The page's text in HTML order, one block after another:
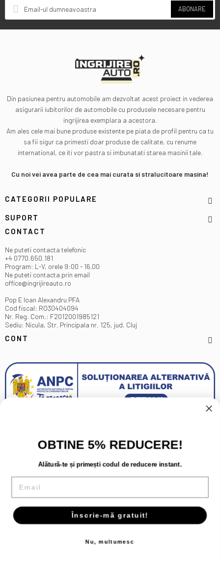
ABONARE
Din pasiunea pentru automobile am dezvoltat acest proiect in vederea
asigurarii iubitorilor de automobile cu produsele necesare pentru
ingrijirea exemplara a acestora.
Am ales cele mai bune produse existente pe piata de profil pentru ca tu
sa fii sigur ca primesti doar produse de calitate, cu renume
international, ce iti vor pastra si imbunatati starea masinii tale.
Cu noi vei avea parte de cea mai curata si stralucitoare masina!
CATEGORII POPULARE
SUPORT
CONTACT
Ne puteti contacta telefonic
+4 0770.650.181
Program: L-V, orele 9:00 - 16.00
Ne puteti contacta prin email
office@ingrijireauto.ro
Pop E Ioan Alexandru PFA
Cod fiscal: RO30404094
Nr. Reg. Com.: F2012001985121
Sediu: Nicula, Str. Principala nr. 125, jud. Cluj
CONT
Copyright 2026 - Toate drepturile rezervate.
OBTINE 5% REDUCERE!
Alătură-te și primești codul de reducere instant.
Email
Înscrie-mă gratuit!
Nu, multumesc